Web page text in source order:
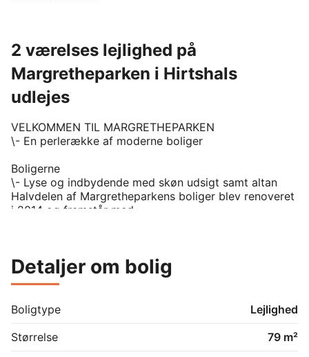
2 værelses lejlighed på
Margretheparken i Hirtshals
udlejes
VELKOMMEN TIL MARGRETHEPARKEN
\- En perlerække af moderne boliger
Boligerne
\- Lyse og indbydende med skøn udsigt samt altan
Halvdelen af Margretheparkens boliger blev renoveret
i 2014 og fremstår med
og plads til vaskesøjle
samt åbne køkkener med lækre hvidevarer. De
tilgængelighed uden dørtrin og med god plads i
døråbningerne. Desuden er der
elevatoradgang, så du nemt kan komme til din bolig.
Detaljer om bolig
Boligtype
Lejlighed
Størrelse
79 m²